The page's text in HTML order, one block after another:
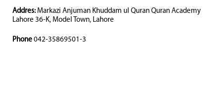
Addres: Markazi Anjuman Khuddam ul Quran Quran Academy
Lahore 36-K, Model Town, Lahore
Phone 042-35869501-3